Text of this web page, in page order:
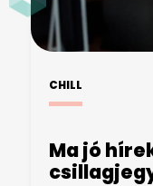
CHILL
Ma jó